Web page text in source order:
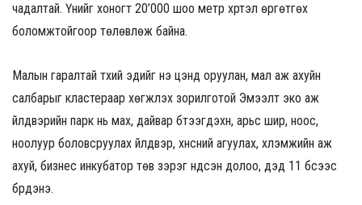
чадалтай. Үүнийг хоногт 20’000 шоо метр хүртэл өргөтгөх
боломжтойгоор төлөвлөж байна.
Малын гаралтай түүхий эдийг үнэ цэнд оруулан, мал аж ахуйн
салбарыг кластераар хөгжүүлэх зорилготой Эмээлт эко аж
үйлдвэрийн парк нь мах, дайвар бүтээгдэхүүн, арьс шир, ноос,
ноолуур боловсруулах үйлдвэр, хүнсний агуулах, хүлэмжийн аж
ахуй, бизнес инкубатор төв зэрэг үндсэн долоо, дэд 11 бүсээс
бүрдэнэ.